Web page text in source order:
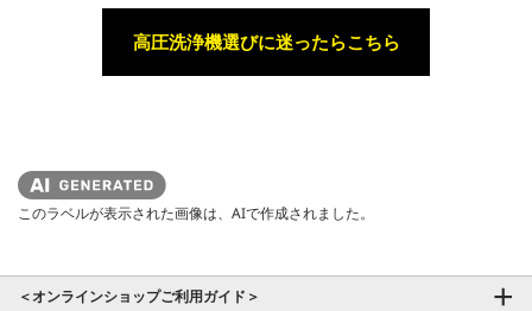
高圧洗浄機選びに迷ったらこちら
このラベルが表示された画像は、AIで作成されました。
＜オンラインショップご利用ガイド＞